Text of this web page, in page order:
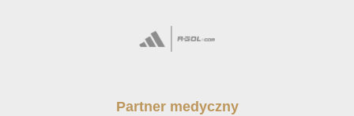
Partner medyczny